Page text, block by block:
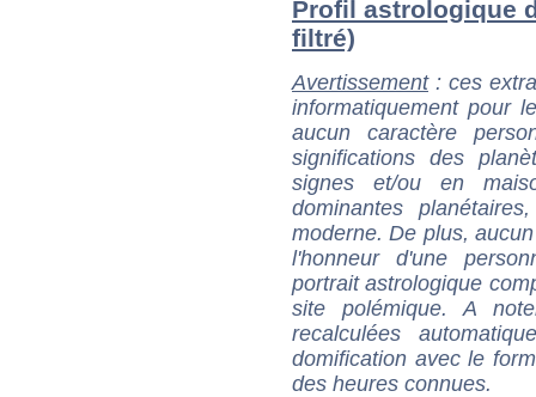
Profil astrologique
filtré)
Avertissement: ces
informatiquement pour
aucun caractère
significations des
signes et/ou en
dominantes
moderne. De plus,
l'honneur d'une
portrait astrologique
site polémique. A
recalculées
domification avec le
des heures connues.